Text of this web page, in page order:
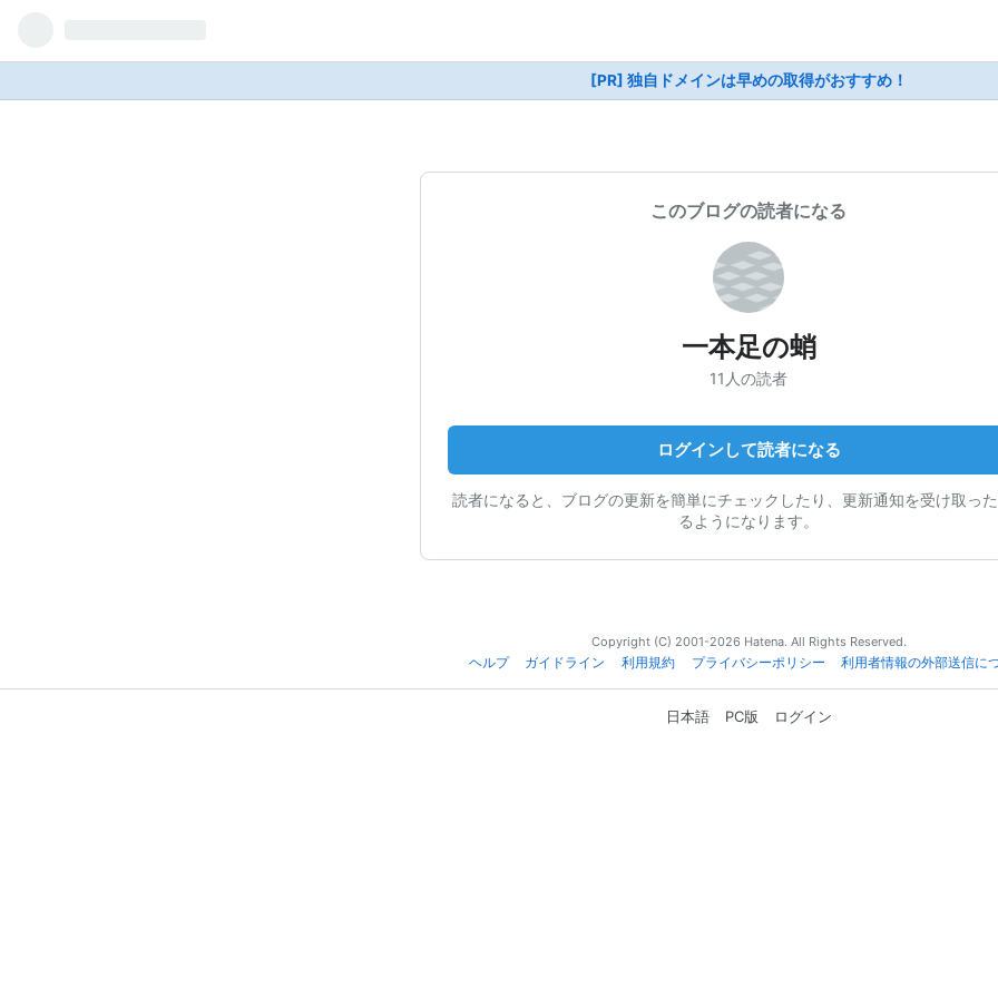
[PR] 独自ドメインは早めの取得がおすすめ！
このブログの読者になる
一本足の蛸
11人の読者
ログインして読者になる
読者になると、ブログの更新を簡単にチェックしたり、更新通知を受け取っ
るようになります。
Copyright (C) 2001-2026 Hatena. All Rights Reserved.
ヘルプ
ガイドライン 利用規約 プライバシーポリシー 利用者情報の外部送信に
日本語 PC版 ログイン